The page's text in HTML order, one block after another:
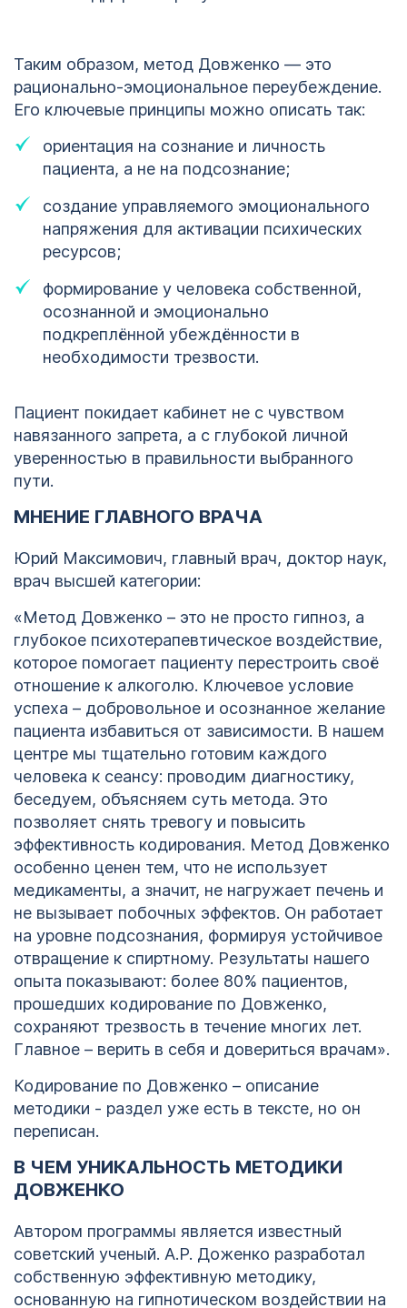
Таким образом, метод Довженко — это
рационально-эмоциональное переубеждение.
Его ключевые принципы можно описать так:
ориентация на сознание и личность
пациента, а не на подсознание;
создание управляемого эмоционального
напряжения для активации психических
ресурсов;
формирование у человека собственной,
осознанной и эмоционально
подкреплённой убеждённости в
необходимости трезвости.
Пациент покидает кабинет не с чувством
навязанного запрета, а с глубокой личной
уверенностью в правильности выбранного
пути.
МНЕНИЕ ГЛАВНОГО ВРАЧА
Юрий Максимович, главный врач, доктор наук,
врач высшей категории:
«Метод Довженко – это не просто гипноз, а
глубокое психотерапевтическое воздействие,
которое помогает пациенту перестроить своё
отношение к алкоголю. Ключевое условие
успеха – добровольное и осознанное желание
пациента избавиться от зависимости. В нашем
центре мы тщательно готовим каждого
человека к сеансу: проводим диагностику,
беседуем, объясняем суть метода. Это
позволяет снять тревогу и повысить
эффективность кодирования. Метод Довженко
особенно ценен тем, что не использует
медикаменты, а значит, не нагружает печень и
не вызывает побочных эффектов. Он работает
на уровне подсознания, формируя устойчивое
отвращение к спиртному. Результаты нашего
опыта показывают: более 80% пациентов,
прошедших кодирование по Довженко,
сохраняют трезвость в течение многих лет.
Главное – верить в себя и довериться врачам».
Кодирование по Довженко – описание
методики - раздел уже есть в тексте, но он
переписан.
В ЧЕМ УНИКАЛЬНОСТЬ МЕТОДИКИ
ДОВЖЕНКО
Автором программы является известный
советский ученый. А.Р. Доженко разработал
собственную эффективную методику,
основанную на гипнотическом воздействии на
ОСТАВИТЬ ЗАЯВКУ
политикой
алкоголизма
Курган
политикой